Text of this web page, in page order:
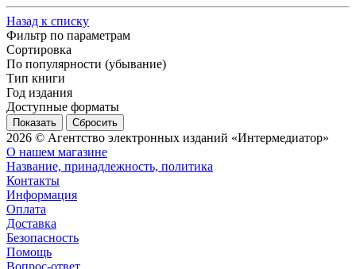
Назад к списку
Фильтр по параметрам
Сортировка
По популярности (убывание)
Тип книги
Год издания
Доступные форматы
Сбросить
2026 © Агентство электронных изданий «Интермедиатор»
О нашем магазине
Название, принадлежность, политика
Контакты
Информация
Оплата
Доставка
Безопасность
Помощь
Вопрос-ответ